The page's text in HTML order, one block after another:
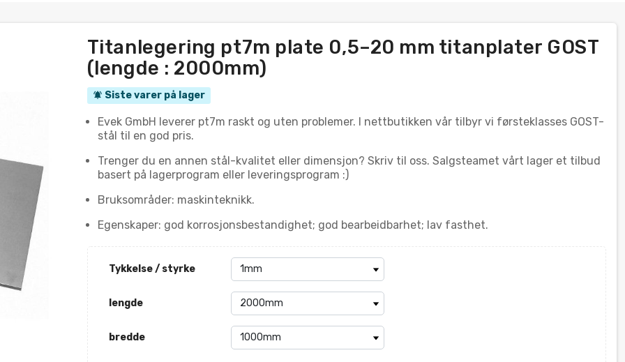
Titanlegering pt7m plate 0,5–20 mm titanplater GOST
(lengde : 2000mm)
notifications_active Siste varer på lager
Evek GmbH leverer pt7m raskt og uten problemer. I nettbutikken vår tilbyr vi førsteklasses GOST-
stål til en god pris.
Trenger du en annen stål-kvalitet eller dimensjon? Skriv til oss. Salgsteamet vårt lager et tilbud
basert på lagerprogram eller leveringsprogram :)
Bruksområder: maskinteknikk.
Egenskaper: god korrosjonsbestandighet; god bearbeidbarhet; lav fasthet.
Tykkelse / styrke
lengde
bredde